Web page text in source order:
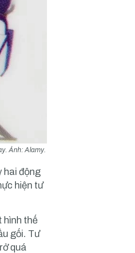
Ảnh: Alamy.
hai động
hiện tư
hình thế
gối. Tư
quá